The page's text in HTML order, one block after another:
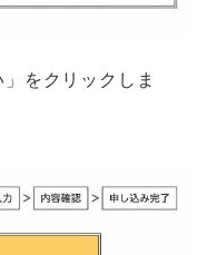
をクリックしま